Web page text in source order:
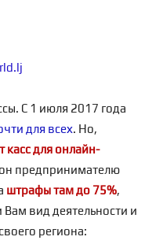
С 1 июля 2017 года
для всех. Но,
касс для онлайн-
предпринимателю
штрафы там до 75%,
вид деятельности и
региона: